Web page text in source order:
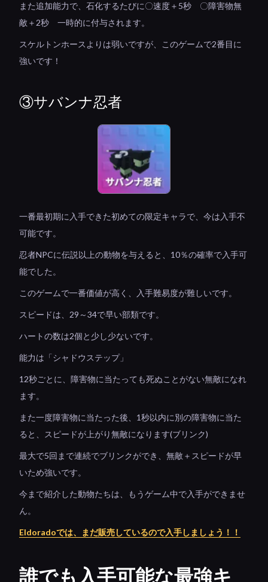
また追加能力で、石化するたびに〇速度＋5秒 〇障害物無
敵＋2秒 一時的に付与されます。
スケルトンホースよりは弱いですが、このゲームで2番目に
強いです！
③サバンナ忍者
一番最初期に入手できた初めての限定キャラで、今は入手不
可能です。
忍者NPCに伝説以上の動物を与えると、10％の確率で入手可
能でした。
このゲームで一番価値が高く、入手難易度が難しいです。
スピードは、29～34で早い部類です。
ハートの数は2個と少し少ないです。
能力は「シャドウステップ」
12秒ごとに、障害物に当たっても死ぬことがない無敵になれ
ます。
また一度障害物に当たった後、1秒以内に別の障害物に当た
ると、スピードが上がり無敵になります(ブリンク)
最大で5回まで連続でブリンクができ、無敵＋スピードが早
いため強いです。
今まで紹介した動物たちは、もうゲーム中で入手ができませ
ん。
Eldoradoでは、まだ販売しているので入手しましょう！！
誰でも入手可能な最強キ